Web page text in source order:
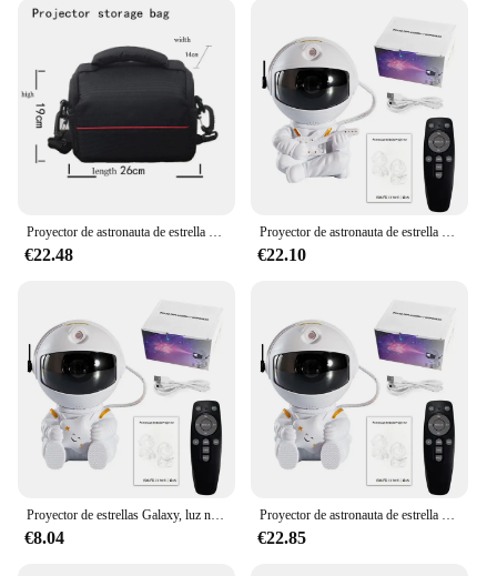
€22.48 €22.10
€8.04 €22.85